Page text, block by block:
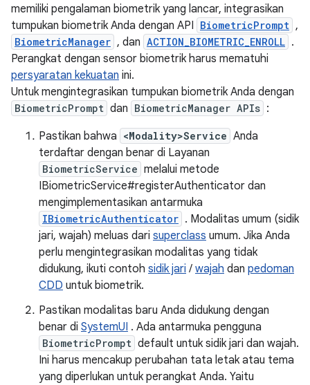
memiliki pengalaman biometrik yang lancar, integrasikan
tumpukan biometrik Anda dengan API BiometricPrompt ,
BiometricManager , dan ACTION_BIOMETRIC_ENROLL .
Perangkat dengan sensor biometrik harus mematuhi
persyaratan kekuatan ini.
Untuk mengintegrasikan tumpukan biometrik Anda dengan
BiometricPrompt dan BiometricManager APIs :
Pastikan bahwa <Modality>Service Anda
terdaftar dengan benar di Layanan
BiometricService melalui metode
IBiometricService#registerAuthenticator dan
mengimplementasikan antarmuka
IBiometricAuthenticator . Modalitas umum (sidik
jari, wajah) meluas dari superclass umum. Jika Anda
perlu mengintegrasikan modalitas yang tidak
didukung, ikuti contoh sidik jari / wajah dan pedoman
CDD untuk biometrik.
Pastikan modalitas baru Anda didukung dengan
benar di SystemUI . Ada antarmuka pengguna
BiometricPrompt default untuk sidik jari dan wajah.
Ini harus mencakup perubahan tata letak atau tema
yang diperlukan untuk perangkat Anda. Yaitu